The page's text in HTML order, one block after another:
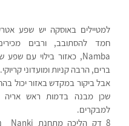
ברים, הרבה קניות ומועדוני קריוקי.
למבקרים.